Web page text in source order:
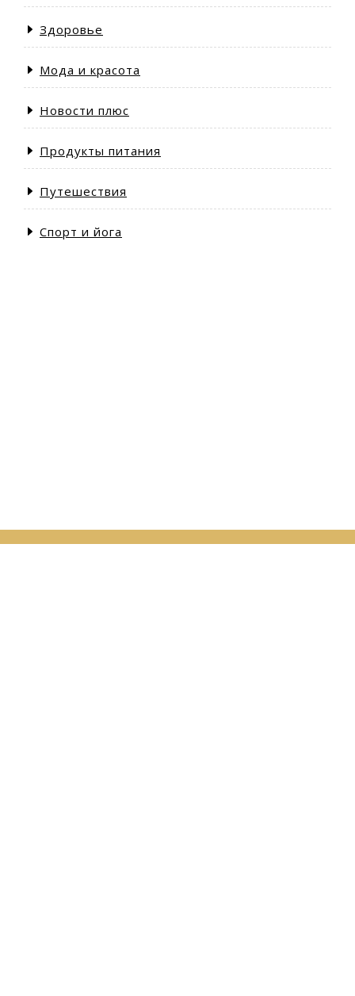
Здоровье
Мода и красота
Новости плюс
Продукты питания
Путешествия
Спорт и йога